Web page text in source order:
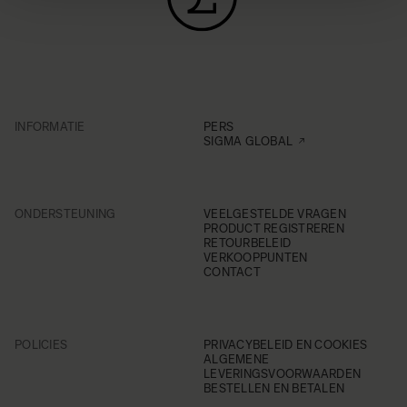
INFORMATIE
PERS
SIGMA GLOBAL
ONDERSTEUNING
VEELGESTELDE VRAGEN
PRODUCT REGISTREREN
RETOURBELEID
VERKOOPPUNTEN
CONTACT
POLICIES
PRIVACYBELEID EN COOKIES
ALGEMENE
LEVERINGSVOORWAARDEN
BESTELLEN EN BETALEN